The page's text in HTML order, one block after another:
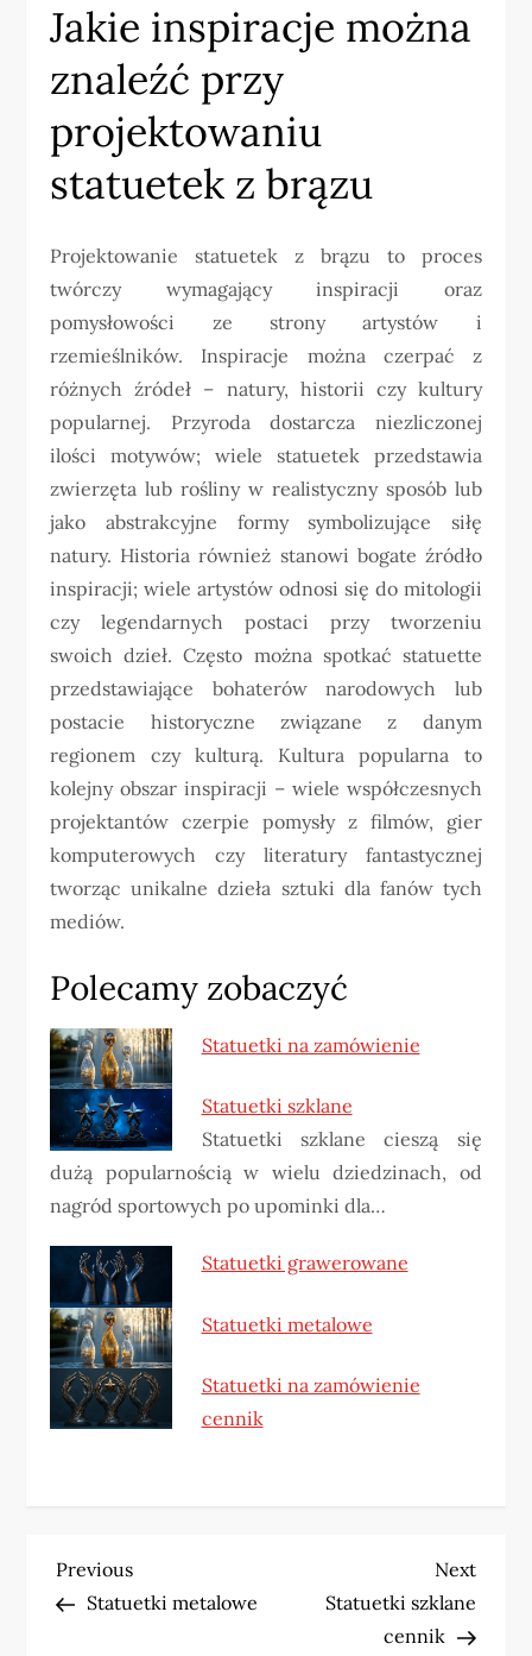
Jakie inspiracje można
znaleźć przy
projektowaniu
statuetek z brązu
Projektowanie statuetek z brązu to proces
twórczy wymagający inspiracji oraz
pomysłowości ze strony artystów i
rzemieślników. Inspiracje można czerpać z
różnych źródeł – natury, historii czy kultury
popularnej. Przyroda dostarcza niezliczonej
ilości motywów; wiele statuetek przedstawia
zwierzęta lub rośliny w realistyczny sposób lub
jako abstrakcyjne formy symbolizujące siłę
natury. Historia również stanowi bogate źródło
inspiracji; wiele artystów odnosi się do mitologii
czy legendarnych postaci przy tworzeniu
swoich dzieł. Często można spotkać statuette
przedstawiające bohaterów narodowych lub
postacie historyczne związane z danym
regionem czy kulturą. Kultura popularna to
kolejny obszar inspiracji – wiele współczesnych
projektantów czerpie pomysły z filmów, gier
komputerowych czy literatury fantastycznej
tworząc unikalne dzieła sztuki dla fanów tych
mediów.
Polecamy zobaczyć
Statuetki na zamówienie
Statuetki szklane
Statuetki szklane cieszą się
dużą popularnością w wielu dziedzinach, od
nagród sportowych po upominki dla…
Statuetki grawerowane
Statuetki metalowe
Statuetki na zamówienie
cennik
N
a
Previous
Post
Previous
Statuetki metalowe
Next
Post
Next
Statuetki szklane
cennik